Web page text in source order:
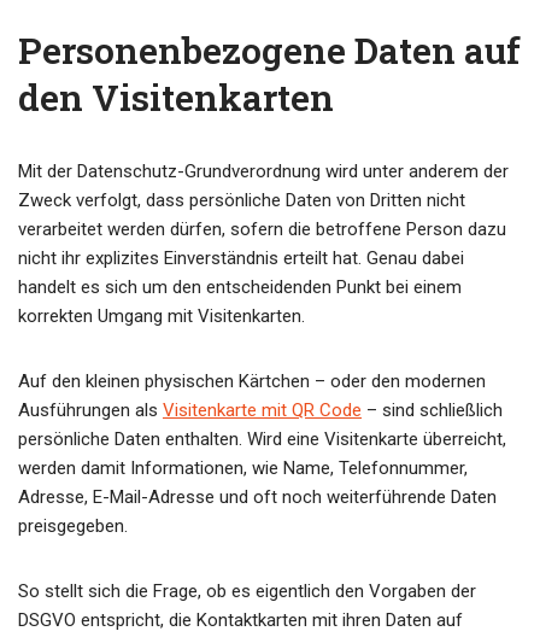
Personenbezogene Daten auf
den Visitenkarten
Mit der Datenschutz-Grundverordnung wird unter anderem der
Zweck verfolgt, dass persönliche Daten von Dritten nicht
verarbeitet werden dürfen, sofern die betroffene Person dazu
nicht ihr explizites Einverständnis erteilt hat. Genau dabei
handelt es sich um den entscheidenden Punkt bei einem
korrekten Umgang mit Visitenkarten.
Auf den kleinen physischen Kärtchen – oder den modernen
Ausführungen als Visitenkarte mit QR Code – sind schließlich
persönliche Daten enthalten. Wird eine Visitenkarte überreicht,
werden damit Informationen, wie Name, Telefonnummer,
Adresse, E-Mail-Adresse und oft noch weiterführende Daten
preisgegeben.
So stellt sich die Frage, ob es eigentlich den Vorgaben der
DSGVO entspricht, die Kontaktkarten mit ihren Daten auf